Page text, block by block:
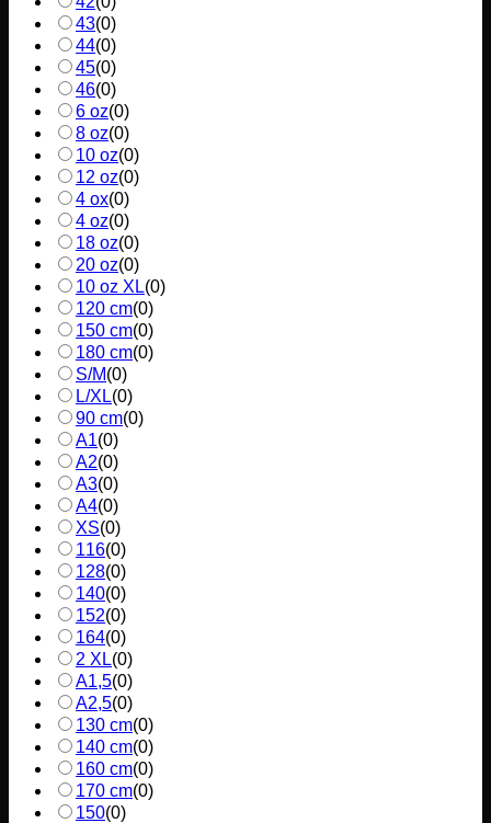
43(0)
44(0)
45(0)
46(0)
6 oz(0)
8 oz(0)
10 oz(0)
12 oz(0)
4 ox(0)
4 oz(0)
18 oz(0)
20 oz(0)
10 oz XL(0)
120 cm(0)
150 cm(0)
180 cm(0)
S/M(0)
L/XL(0)
90 cm(0)
A1(0)
A2(0)
A3(0)
A4(0)
XS(0)
116(0)
128(0)
140(0)
152(0)
164(0)
2 XL(0)
A1,5(0)
A2,5(0)
130 cm(0)
140 cm(0)
160 cm(0)
170 cm(0)
150(0)